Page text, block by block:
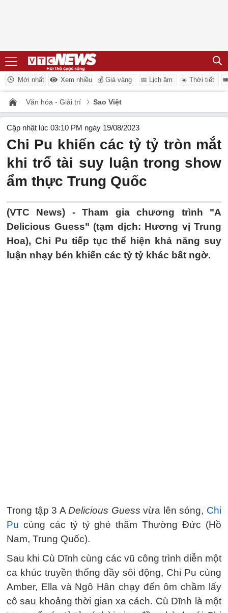
Mới nhất Xem nhiều 💰 Giá vàng 📅 Lịch âm ☀️ Thời tiết
Văn hóa - Giải trí Sao Việt
Cập nhật lúc 03:10 PM ngày 19/08/2023
Chi Pu khiến các tỷ tỷ tròn mắt
khi trổ tài suy luận trong show
ẩm thực Trung Quốc
(VTC News) -Tham gia chương trình "A
Delicious Guess" (tạm dịch: Hương vị Trung
Hoa), Chi Pu tiếp tục thể hiện khả năng suy
luận nhạy bén khiến các tỷ tỷ khác bất ngờ.
Trong tập 3 ADelicious Guessvừa lên sóng, Chi
Pu cùng các tỷ tỷ ghé thăm Thường Đức (Hồ
Nam, Trung Quốc).
Sau khi Cù Dĩnh cùng các vũ công trình diễn một
ca khúc truyền thống đầy sôi động, Chi Pu cùng
Amber, Ella và Ngô Hân chạy đến ôm chầm lấy
cô sau khoảng thời gian xa cách. Cù Dĩnh là một